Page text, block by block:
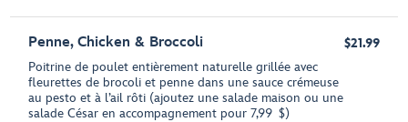
Penne, Chicken & Broccoli
Poitrine de poulet entièrement naturelle grillée avec
fleurettes de brocoli et penne dans une sauce crémeuse
au pesto et à l’ail rôti (ajoutez une salade maison ou une
salade César en accompagnement pour 7,99 $)
$21.99